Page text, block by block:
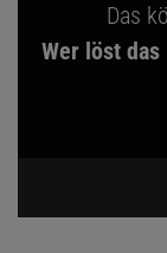
Das
Wer löst